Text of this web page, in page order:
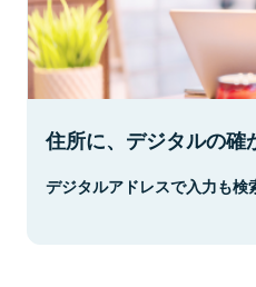
住所に、デジタルの確
デジタルアドレスで入力も検